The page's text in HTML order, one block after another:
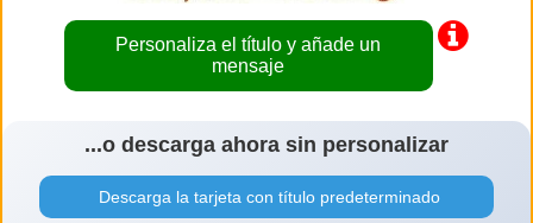
Personaliza el título y añade un
mensaje
...o descarga ahora sin personalizar
Descarga la tarjeta con título predeterminado